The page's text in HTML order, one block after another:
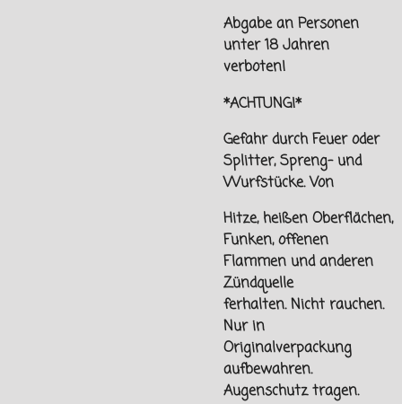
Abgabe an Personen
unter18 Jahren
verboten!
*ACHTUNG!*
Gefahr durch Feuer oder
Splitter, Spreng- und
Wurfstücke. Von
Hitze, heißen Oberflächen,
Funken, offenen
Flammen undanderen
Zündquelle
ferhalten.Nicht rauchen.
Nur in
Originalverpackung
aufbewahren.
Augenschutz tragen.